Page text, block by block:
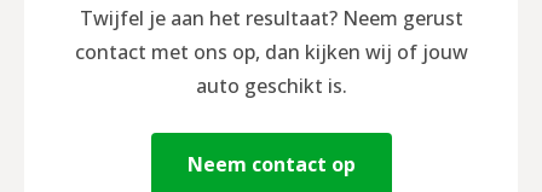
Twijfel je aan het resultaat? Neem gerust
contact met ons op, dan kijken wij of jouw
auto geschikt is.
Neem contact op